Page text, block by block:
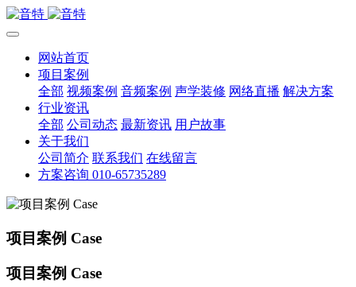
网站首页
项目案例
全部 视频案例 音频案例 声学装修 网络直播 解决方案
行业资讯
全部 公司动态 最新资讯 用户故事
关于我们
公司简介 联系我们 在线留言
方案咨询 010-65735289
项目案例 Case
项目案例 Case